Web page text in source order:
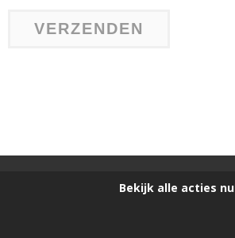
Bekijk alle acties